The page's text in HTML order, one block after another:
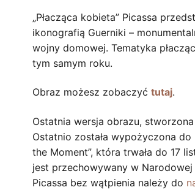
„Płacząca kobieta” Picassa
ikonografią Guerniki –
wojny domowej. Tematyka
tym samym roku.
Obraz możesz zobaczyć tutaj.
Ostatnia wersja obrazu,
Ostatnio została wypożyczona
the Moment”, która trwała do 17
jest przechowywany w Narodowej
Picassa bez wątpienia należy do